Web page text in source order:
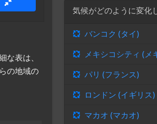
表は、
の地域の
気候がどのように変化
バンコク (タイ)
メキシコシティ (メ
パリ (フランス)
ロンドン (イギリス)
マカオ (マカオ)